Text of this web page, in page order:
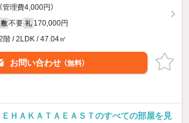
（管理費4,000円）
敷 不要 礼 170,000円
階 / 2LDK / 47.04㎡
お問い合わせ （無料）
ＨＡＫＡＴＡＥＡＳＴのすべての部屋を見